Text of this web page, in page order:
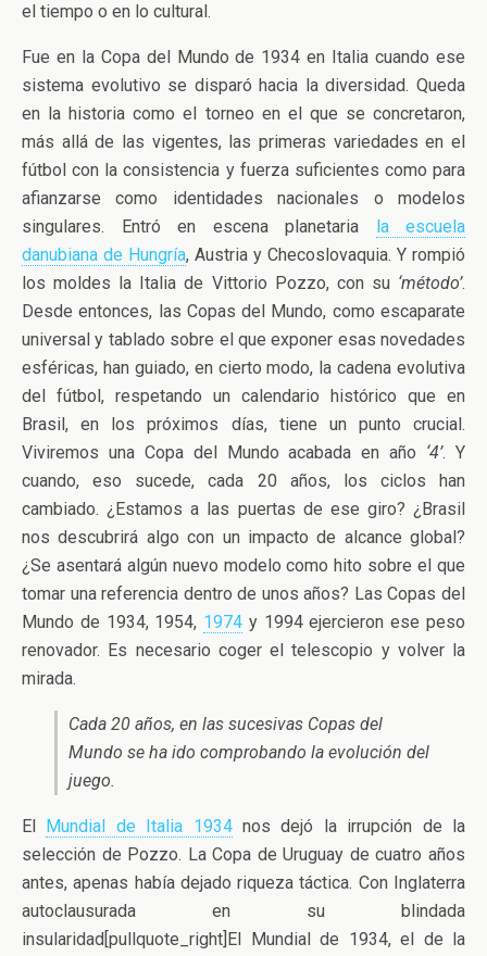
el tiempo o en lo cultural.
Fue en la Copa del Mundo de 1934 en Italia cuando ese
sistema evolutivo se disparó hacia la diversidad. Queda
en la historia como el torneo en el que se concretaron,
más allá de las vigentes, las primeras variedades en el
fútbol con la consistencia y fuerza suficientes como para
afianzarse como identidades nacionales o modelos
singulares. Entró en escena planetaria la escuela
danubiana de Hungría, Austria y Checoslovaquia. Y rompió
los moldes la Italia de Vittorio Pozzo, con su ‘método’.
Desde entonces, las Copas del Mundo, como escaparate
universal y tablado sobre el que exponer esas novedades
esféricas, han guiado, en cierto modo, la cadena evolutiva
del fútbol, respetando un calendario histórico que en
Brasil, en los próximos días, tiene un punto crucial.
Viviremos una Copa del Mundo acabada en año ‘4’. Y
cuando, eso sucede, cada 20 años, los ciclos han
cambiado. ¿Estamos a las puertas de ese giro? ¿Brasil
nos descubrirá algo con un impacto de alcance global?
¿Se asentará algún nuevo modelo como hito sobre el que
tomar una referencia dentro de unos años? Las Copas del
Mundo de 1934, 1954, 1974 y 1994 ejercieron ese peso
renovador. Es necesario coger el telescopio y volver la
mirada.
Cada 20 años, en las sucesivas Copas del
Mundo se ha ido comprobando la evolución del
juego.
El Mundial de Italia 1934nos dejó la irrupción de la
selección de Pozzo. La Copa de Uruguay de cuatro años
antes, apenas había dejado riqueza táctica. Con Inglaterra
autoclausurada en su blindada
insularidad[pullquote_right]El Mundial de 1934, el de la